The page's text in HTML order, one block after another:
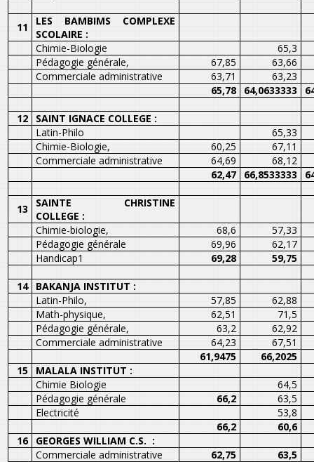
11
LES BAMBIMS COMPLEXE
SCOLAIRE :
Chimie-Biologie
65,3
Pédagogie générale,
67,85
63,66
Commerciale administrative
63,71
63,23
65,78
64,0633333
12
SAINT IGNACE COLLEGE :
Latin-Philo
65,33
Chimie-Biologie,
60,25
67,11
Commerciale administrative
64,69
68,12
62,47
66,8533333
13
SAINTE CHRISTINE
COLLEGE :
Chimie-biologie,
68,6
57,33
Pédagogie générale
69,96
62,17
Handicap1
69,28 59,75
14
BAKANJA INSTITUT :
Latin-Philo,
57,85
62,88
Math-physique,
62,51
71,5
Pédagogie générale,
63,2
62,92
Commerciale administrative
64,23
67,51
61,9475
66,2025
15
MALALA INSTITUT :
Chimie Biologie
64,5
Pédagogie générale
66,2
63,5
Electricité
53,8
66,2
60,6
16
GEORGES WILLIAM C.S. :
Commerciale administrative
62,75 63,5